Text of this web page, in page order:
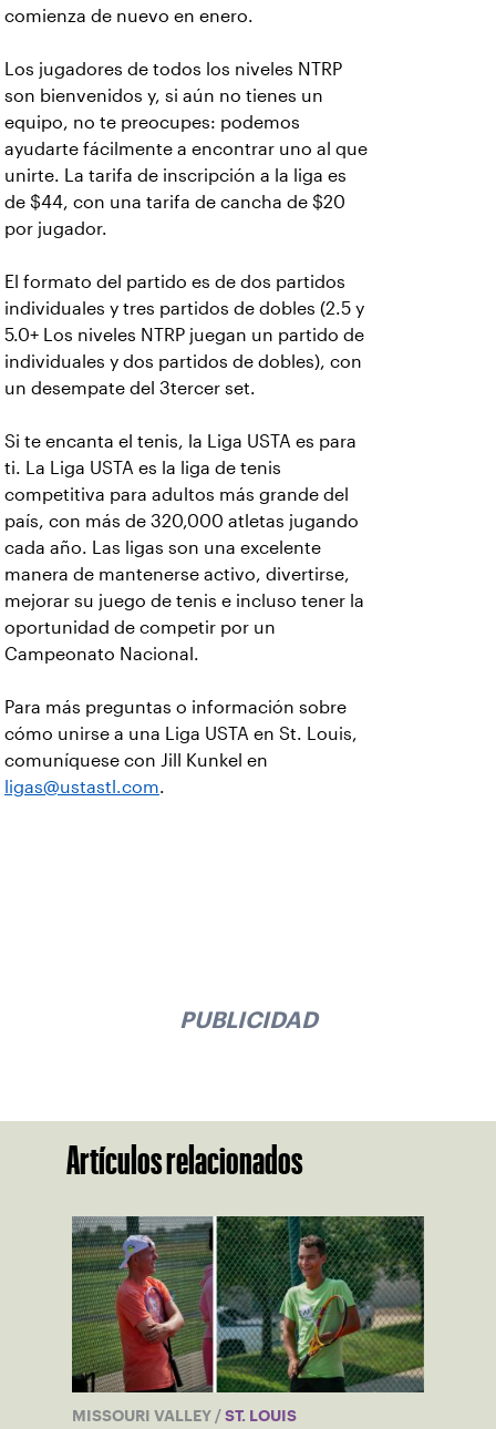
comienza de nuevo en enero.
Los jugadores de todos los niveles NTRP
son bienvenidos y, si aún no tienes un
equipo, no te preocupes: podemos
ayudarte fácilmente a encontrar uno al que
unirte. La tarifa de inscripción a la liga es
de $44, con una tarifa de cancha de $20
por jugador.
El formato del partido es de dos partidos
individuales y tres partidos de dobles (2.5 y
5.0+ Los niveles NTRP juegan un partido de
individuales y dos partidos de dobles), con
un desempate del 3tercer set.
Si te encanta el tenis, la Liga USTA es para
ti. La Liga USTA es la liga de tenis
competitiva para adultos más grande del
país, con más de 320,000 atletas jugando
cada año. Las ligas son una excelente
manera de mantenerse activo, divertirse,
mejorar su juego de tenis e incluso tener la
oportunidad de competir por un
Campeonato Nacional.
Para más preguntas o información sobre
cómo unirse a una Liga USTA en St. Louis,
comuníquese con Jill Kunkel en
ligas@ustastl.com.
PUBLICIDAD
Artículos relacionados
MISSOURI VALLEY / ST. LOUIS